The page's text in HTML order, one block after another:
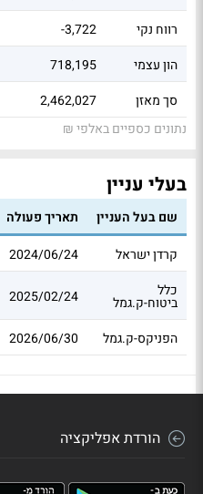
רווח נקי
-3,722
הון עצמי
718,195
סך מאזן
2,462,027
נתונים כספיים באלפי ₪
בעלי עניין
שם בעל העניין
תאריך פעולה
קרדן ישראל
2024/06/24
כלל
ביטוח-ק.גמל 2025/02/24
הפניקס-ק.גמל 2026/06/30
הורדת אפליקציה